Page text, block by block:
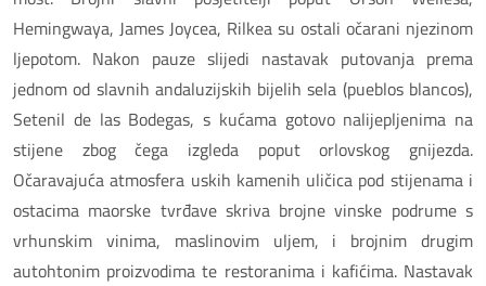
Hemingwaya, James Joycea, Rilkea su ostali očarani njezinom
ljepotom. Nakon pauze slijedi nastavak putovanja prema
jednom od slavnih andaluzijskih bijelih sela (pueblos blancos),
Setenil de las Bodegas, s kućama gotovo nalijepljenima na
stijene zbog čega izgleda poput orlovskog gnijezda.
Očaravajuća atmosfera uskih kamenih uličica pod stijenama i
ostacima maorske tvrđave skriva brojne vinske podrume s
vrhunskim vinima, maslinovim uljem, i brojnim drugim
autohtonim proizvodima te restoranima i kafićima. Nastavak